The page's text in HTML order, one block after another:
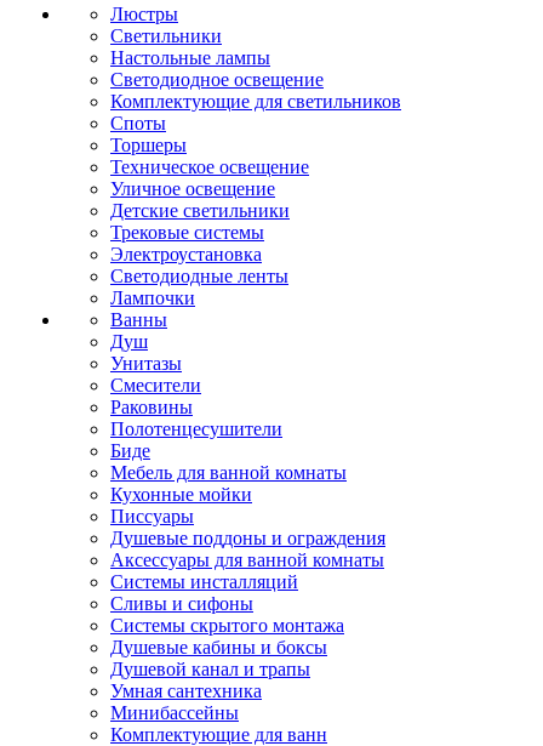
Люстры
Светильники
Настольные лампы
Светодиодное освещение
Комплектующие для светильников
Споты
Торшеры
Техническое освещение
Уличное освещение
Детские светильники
Трековые системы
Электроустановка
Светодиодные ленты
Лампочки
Ванны
Душ
Унитазы
Смесители
Раковины
Полотенцесушители
Биде
Мебель для ванной комнаты
Кухонные мойки
Писсуары
Душевые поддоны и ограждения
Аксессуары для ванной комнаты
Системы инсталляций
Сливы и сифоны
Системы скрытого монтажа
Душевые кабины и боксы
Душевой канал и трапы
Умная сантехника
Минибассейны
Комплектующие для ванн